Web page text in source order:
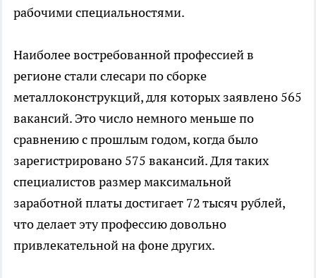
рабочими специальностями.
Наиболее востребованной профессией в
регионе стали слесари по сборке
металлоконструкций, для которых заявлено 565
вакансий. Это число немного меньше по
сравнению с прошлым годом, когда было
зарегистрировано 575 вакансий. Для таких
специалистов размер максимальной
заработной платы достигает 72 тысяч рублей,
что делает эту профессию довольно
привлекательной на фоне других.